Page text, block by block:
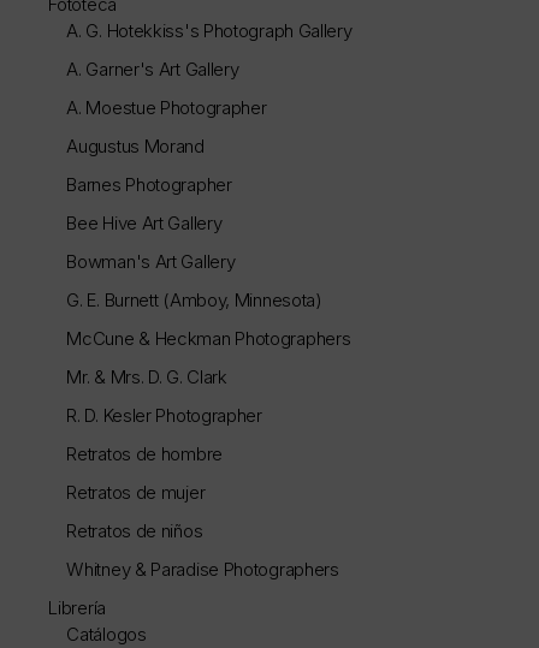
A. G. Hotekkiss's Photograph Gallery
A. Garner's Art Gallery
A. Moestue Photographer
Augustus Morand
Barnes Photographer
Bee Hive Art Gallery
Bowman's Art Gallery
G. E. Burnett (Amboy, Minnesota)
McCune & Heckman Photographers
Mr. & Mrs. D. G. Clark
R. D. Kesler Photographer
Retratos de hombre
Retratos de mujer
Retratos de niños
Whitney & Paradise Photographers
Librería
Catálogos